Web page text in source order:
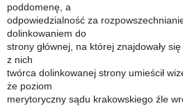
poddomenę, a
odpowiedzialność za
dolinkowaniem do
strony głównej, na której znajdowały
z nich
twórca dolinkowanej strony umieścił
że poziom
merytoryczny sądu krakowskiego źle